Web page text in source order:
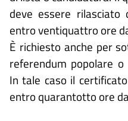
deve essere rilasciato
entro ventiquattro ore
È richiesto anche per
referendum popolare
In tale caso il
entro quarantotto ore